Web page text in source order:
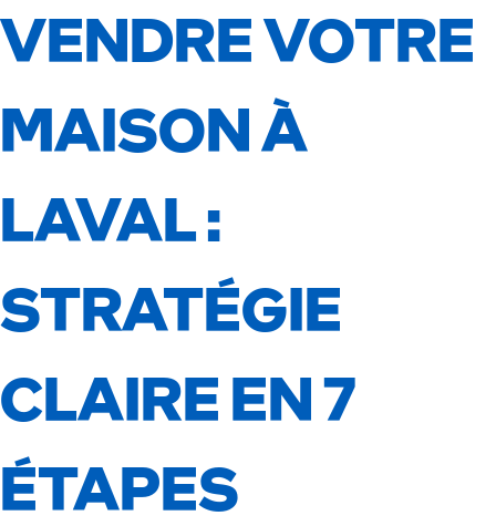
VENDRE VOTRE
MAISON À
LAVAL :
STRATÉGIE
CLAIRE EN 7
ÉTAPES